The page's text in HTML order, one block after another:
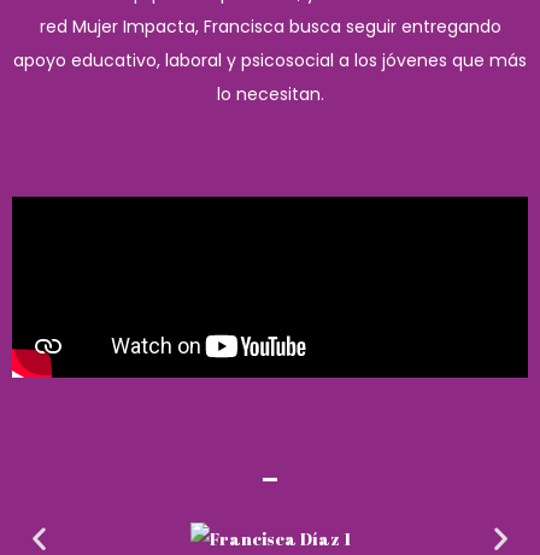
red Mujer Impacta, Francisca busca seguir entregando
apoyo educativo, laboral y psicosocial a los jóvenes que más
lo necesitan.